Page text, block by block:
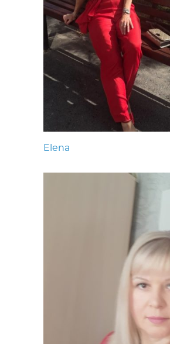
Elena